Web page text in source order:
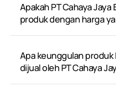
Apakah PT Cahaya
produk dengan harga
Apa keunggulan produk
dijual oleh PT Cahaya